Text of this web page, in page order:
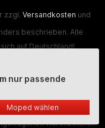
nur passende
Moped wählen
zzgl. Versandkosten und
beschrieben. Alle
auf Deutschland!
ohne
Warenzeichen